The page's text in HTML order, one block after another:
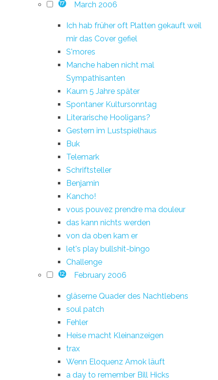
17 March 2006
Ich hab früher oft Platten gekauft weil
mir das Cover gefiel
S'mores
Manche haben nicht mal
Sympathisanten
Kaum 5 Jahre später
Spontaner Kultursonntag
Literarische Hooligans?
Gestern im Lustspielhaus
Buk
Telemark
Schriftsteller
Benjamin
Kancho!
vous pouvez prendre ma douleur
das kann nichts werden
von da oben kam er
let's play bullshit-bingo
Challenge
12 February 2006
gläserne Quader des Nachtlebens
soul patch
Fehler
Heise macht Kleinanzeigen
trax
Wenn Eloquenz Amok läuft
a day to remember Bill Hicks